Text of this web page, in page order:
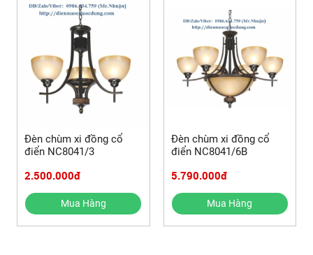
Đèn chùm xi đồng cổ
điển NC8041/3
2.500.000đ
Mua Hàng
Đèn chùm xi đồng cổ
điển NC8041/6B
5.790.000đ
Mua Hàng